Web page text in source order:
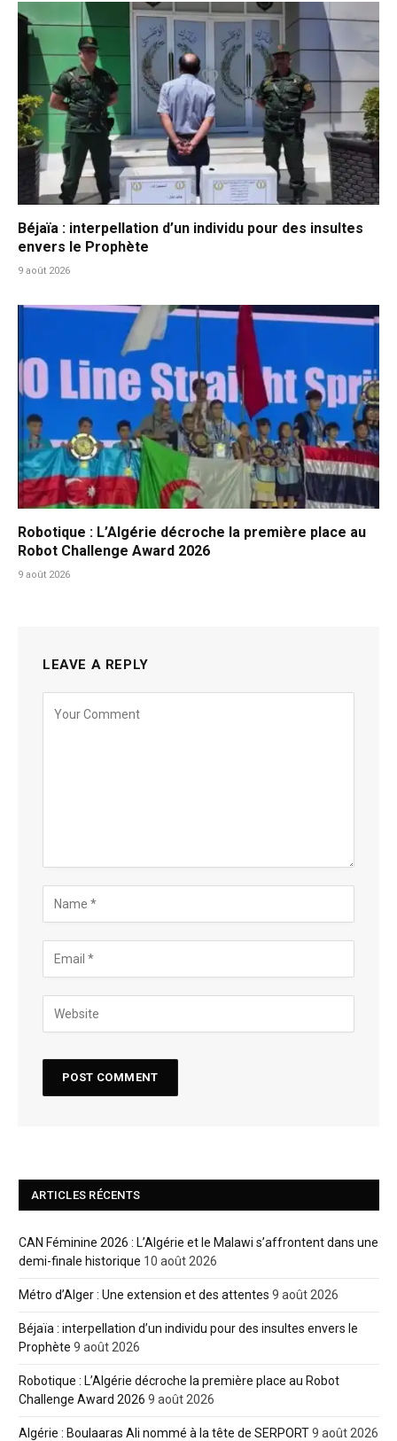
Béjaïa : interpellation d’un individu pour des insultes
envers le Prophète
9 août 2026
Robotique : L’Algérie décroche la première place au
Robot Challenge Award 2026
9 août 2026
LEAVE A REPLY
ARTICLES RÉCENTS
CAN Féminine 2026 : L’Algérie et le Malawi s’affrontent dans une
demi-finale historique 10 août 2026
Métro d’Alger : Une extension et des attentes 9 août 2026
Béjaïa : interpellation d’un individu pour des insultes envers le
Prophète 9 août 2026
Robotique : L’Algérie décroche la première place au Robot
Challenge Award 2026 9 août 2026
Algérie : Boulaaras Ali nommé à la tête de SERPORT9 août 2026